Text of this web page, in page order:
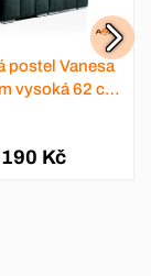
postel Vanesa
vysoká 62 cm
Kč